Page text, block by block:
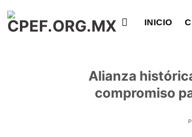
contenido
INICIO
Alianza
compromiso